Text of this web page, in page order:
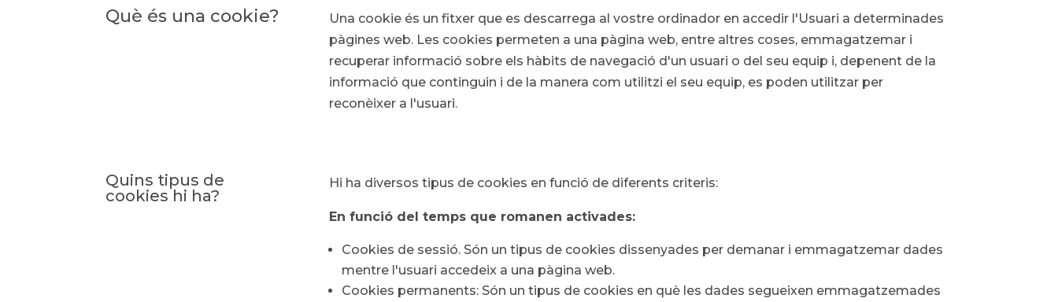
Què és una cookie?
Una cookie és un fitxer que es descarrega al vostre ordinador en accedir l'Usuari a determinades
pàgines web. Les cookies permeten a una pàgina web, entre altres coses, emmagatzemar i
recuperar informació sobre els hàbits de navegació d'un usuari o del seu equip i, depenent de la
informació que continguin i de la manera com utilitzi el seu equip, es poden utilitzar per
reconèixer a l'usuari.
Quins tipus de
cookies hi ha?
Hi ha diversos tipus de cookies en funció de diferents criteris:
En funció del temps que romanen activades:
Cookies de sessió. Són un tipus de cookies dissenyades per demanar i emmagatzemar dades
mentre l'usuari accedeix a una pàgina web.
Cookies permanents: Són un tipus de cookies en què les dades segueixen emmagatzemades